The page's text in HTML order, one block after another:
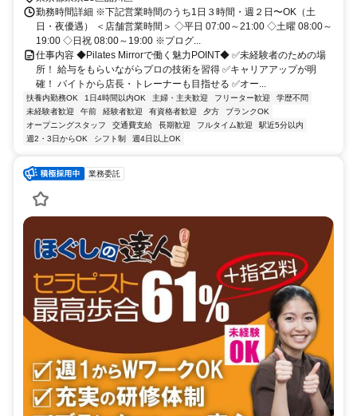
勤務時間詳細 ※下記営業時間のうち1日３時間・週２日〜OK（土
日・夜優遇） ＜店舗営業時間＞ ◇平日 07:00～21:00 ◇土曜 08:00～
19:00 ◇日祝 08:00～19:00 ※プログ...
仕事内容 ◆Pilates Mirrorで働く魅力POINT◆ ✅未経験者のための場
所！ 給与をもらいながらプロの技術を習得 ✅キャリアアップが明
確！ バイトから店長・トレーナーも目指せる ✅オー...
扶養内勤務OK 1日4時間以内OK 主婦・主夫歓迎 フリーター歓迎
学歴不問
未経験者歓迎
午前 経験者歓迎 有資格者歓迎 夕方
ブランクOK
オープニングスタッフ
交通費支給 長期歓迎 フルタイム歓迎
駅近5分以内
週2・3日からOK
シフト制 週4日以上OK
業務委託